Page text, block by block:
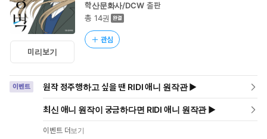
미리보기
학산문화사/DCW출판
총 14권
관심
이벤트 원작 정주행하고 싶을 땐 RIDI 애니 원작관 ▶
최신 애니 원작이 궁금하다면 RIDI 애니 원작관 ▶
이벤트 더보기